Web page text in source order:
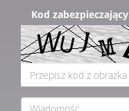
Kod zabezpieczający